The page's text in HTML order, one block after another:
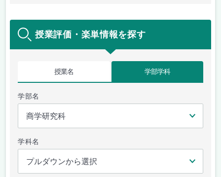
授業評価・楽単情報を探す
授業名 学部学科
学部名
学科名